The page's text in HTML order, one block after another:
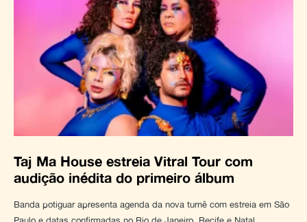
Taj Ma House estreia Vitral Tour com
audição inédita do primeiro álbum
Banda potiguar apresenta agenda da nova turnê com estreia em São